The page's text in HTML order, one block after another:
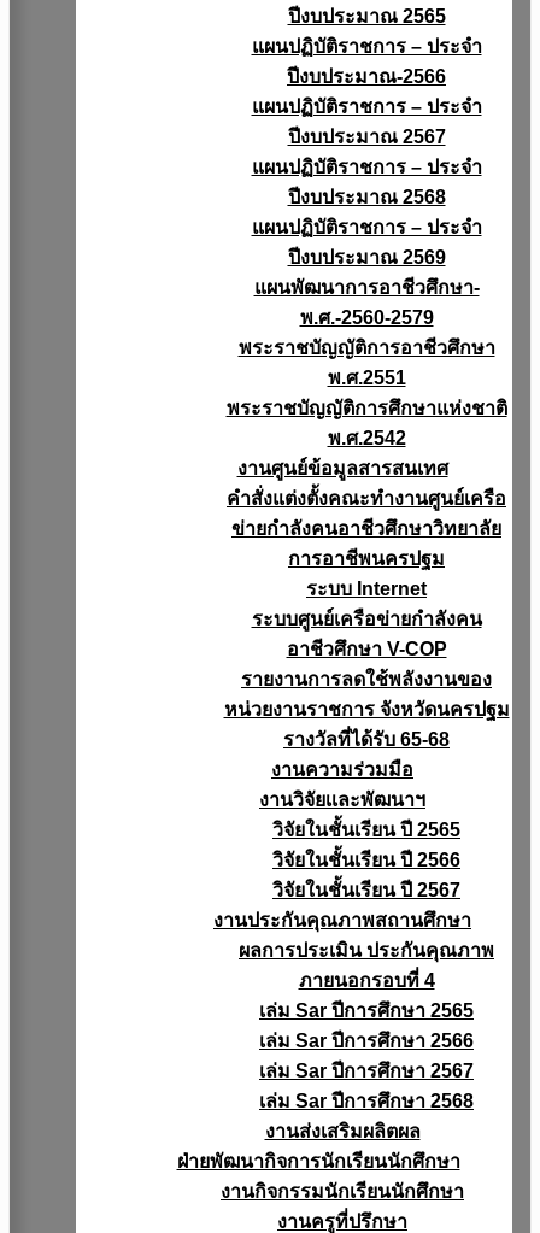
ปีงบประมาณ 2565
แผนปฏิบัติราชการ – ประจำ
ปีงบประมาณ-2566
แผนปฏิบัติราชการ – ประจำ
ปีงบประมาณ 2567
แผนปฏิบัติราชการ – ประจำ
ปีงบประมาณ 2568
แผนปฏิบัติราชการ – ประจำ
ปีงบประมาณ 2569
แผนพัฒนาการอาชีวศึกษา-
พ.ศ.-2560-2579
พระราชบัญญัติการอาชีวศึกษา
พ.ศ.2551
พระราชบัญญัติการศึกษาแห่งชาติ
พ.ศ.2542
งานศูนย์ข้อมูลสารสนเทศ
คำสั่งแต่งตั้งคณะทำงานศูนย์เครือ
ข่ายกำลังคนอาชีวศึกษาวิทยาลัย
การอาชีพนครปฐม
ระบบ Internet
ระบบศูนย์เครือข่ายกำลังคน
อาชีวศึกษา V-COP
รายงานการลดใช้พลังงานของ
หน่วยงานราชการ จังหวัดนครปฐม
รางวัลที่ได้รับ 65-68
งานความร่วมมือ
งานวิจัยเเละพัฒนาฯ
วิจัยในชั้นเรียน ปี 2565
วิจัยในชั้นเรียน ปี 2566
วิจัยในชั้นเรียน ปี 2567
งานประกันคุณภาพสถานศึกษา
ผลการประเมิน ประกันคุณภาพ
ภายนอกรอบที่ 4
เล่ม Sar ปีการศึกษา 2565
เล่ม Sar ปีการศึกษา 2566
เล่ม Sar ปีการศึกษา 2567
เล่ม Sar ปีการศึกษา 2568
งานส่งเสริมผลิตผล
ฝ่ายพัฒนากิจการนักเรียนนักศึกษา
งานกิจกรรมนักเรียนนักศึกษา
งานครูที่ปรึกษา